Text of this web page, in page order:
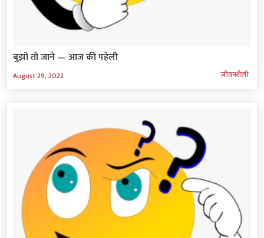
बुझो तो जाने — आज की पहेली
August 29, 2022 जीवनशैली